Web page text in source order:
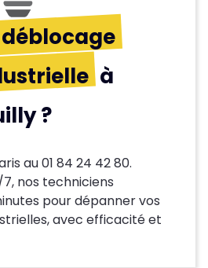
déblocage
à
?
au 01 84 24 42 80.
nos techniciens
pour dépanner vos
avec efficacité et